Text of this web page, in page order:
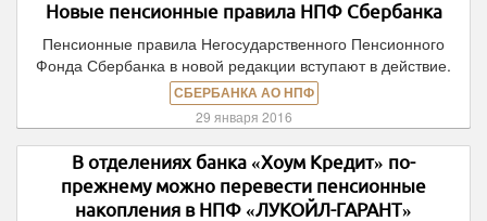
Новые пенсионные правила НПФ Сбербанка
Пенсионные правила Негосударственного Пенсионного
Фонда Сбербанка в новой редакции вступают в действие.
СБЕРБАНКА АО НПФ
29 января 2016
В отделениях банка «Хоум Кредит» по-
прежнему можно перевести пенсионные
накопления в НПФ «ЛУКОЙЛ-ГАРАНТ»